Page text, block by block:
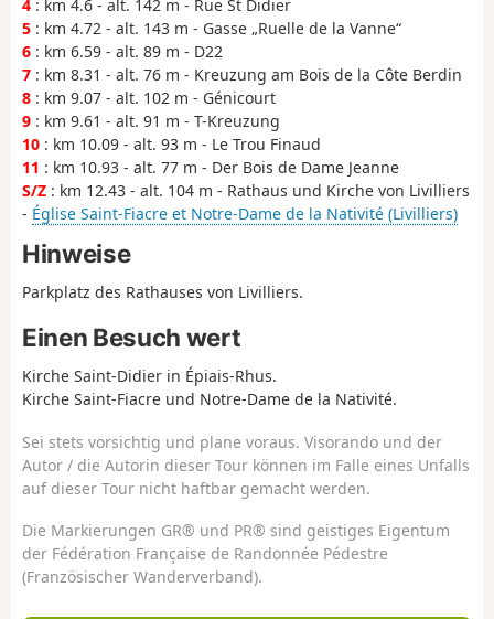
4 : km 4.6 - alt. 142 m - Rue St Didier
5 : km 4.72 - alt. 143 m - Gasse „Ruelle de la Vanne“
6 : km 6.59 - alt. 89 m - D22
7 : km 8.31 - alt. 76 m - Kreuzung am Bois de la Côte Berdin
8 : km 9.07 - alt. 102 m - Génicourt
9 : km 9.61 - alt. 91 m - T-Kreuzung
10 : km 10.09 - alt. 93 m - Le Trou Finaud
11 : km 10.93 - alt. 77 m - Der Bois de Dame Jeanne
S/Z : km 12.43 - alt. 104 m - Rathaus und Kirche von Livilliers
- Église Saint-Fiacre et Notre-Dame de la Nativité (Livilliers)
Hinweise
Parkplatz des Rathauses von Livilliers.
Einen Besuch wert
Kirche Saint-Didier in Épiais-Rhus.
Kirche Saint-Fiacre und Notre-Dame de la Nativité.
Sei stets vorsichtig und plane voraus. Visorando und der
Autor / die Autorin dieser Tour können im Falle eines Unfalls
auf dieser Tour nicht haftbar gemacht werden.
Die Markierungen GR® und PR® sind geistiges Eigentum
der Fédération Française de Randonnée Pédestre
(Französischer Wanderverband).